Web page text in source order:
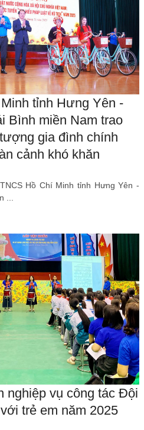
tỉnh Hưng Yên -
Bình miền Nam trao
gia đình chính
cảnh khó khăn
Hồ Chí Minh tỉnh Hưng Yên -
...
nghiệp vụ công tác Đội
trẻ em năm 2025